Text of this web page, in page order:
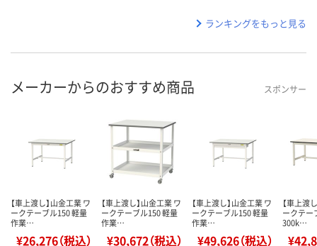
ランキングをもっと見る
メーカーからのおすすめ商品 スポンサー
【車上渡し】山金工業 ワ
ークテーブル150 軽量
作業…
¥26,276（税込）
【車上渡し】山金工業 ワ
ークテーブル150 軽量
作業…
¥30,672（税込）
【車上渡し】山金工業 ワ
ークテーブル150 軽量
作業…
¥49,626（税込）
【車上渡
ークテー
300k…